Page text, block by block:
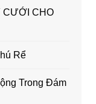
CƯỚI CHO
Rể
Trong Đám